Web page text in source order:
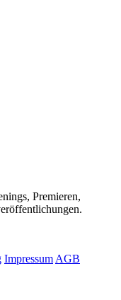
Premieren,
Impressum AGB